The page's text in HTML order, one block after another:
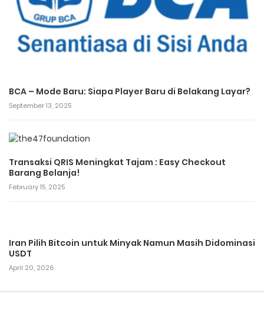
BCA – Mode Baru: Siapa Player Baru di Belakang Layar?
September 13, 2025
Transaksi QRIS Meningkat Tajam : Easy Checkout
Barang Belanja!
February 15, 2025
Iran Pilih Bitcoin untuk Minyak Namun Masih Didominasi
USDT
April 20, 2026